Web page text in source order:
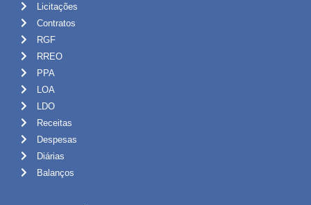
Licitações
Contratos
RGF
RREO
PPA
LOA
LDO
Receitas
Despesas
Diárias
Balanços